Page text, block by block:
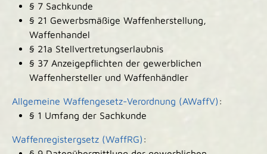
§ 7 Sachkunde
§ 21 Gewerbsmäßige Waffenherstellung,
Waffenhandel
§ 21a Stellvertretungserlaubnis
§ 37 Anzeigepflichten der gewerblichen
Waffenhersteller und Waffenhändler
Allgemeine Waffengesetz-Verordnung (AWaffV) :
§ 1 Umfang der Sachkunde
Waffenregistergsetz (WaffRG) :